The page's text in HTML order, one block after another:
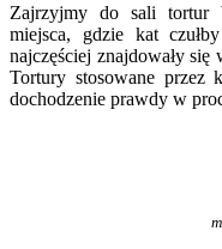
Zajrzyjmy do sali
miejsca, gdzie kat
najczęściej znajdowały
Tortury stosowane przez
dochodzenie prawdy w